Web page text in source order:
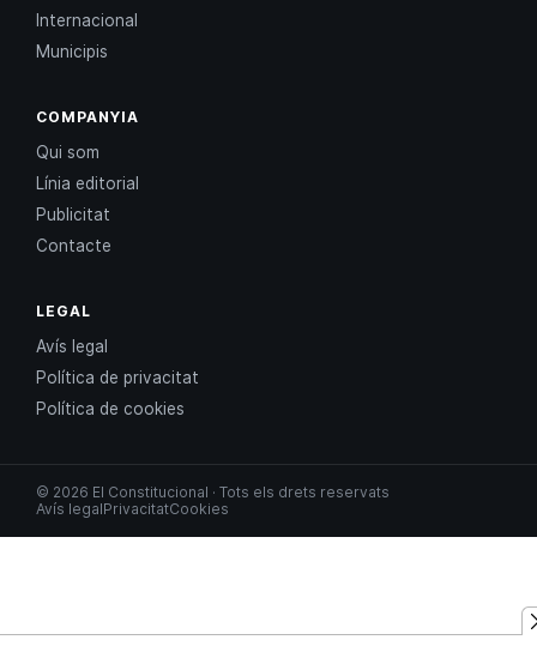
Internacional
Municipis
COMPANYIA
Qui som
Línia editorial
Publicitat
Contacte
LEGAL
Avís legal
Política de privacitat
Política de cookies
© 2026 El Constitucional · Tots els drets reservats
Avís legalPrivacitatCookies